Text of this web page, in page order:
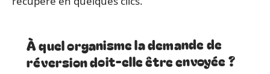
À quel organisme la demande de
réversion doit-elle être envoyée ?